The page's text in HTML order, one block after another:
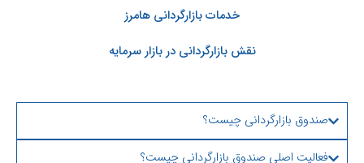
خدمات بازارگردانی هامرز
نقش بازارگردانی در بازار سرمایه
صندوق بازارگردانی چیست؟
فعالیت اصلی صندوق بازارگردانی چیست؟